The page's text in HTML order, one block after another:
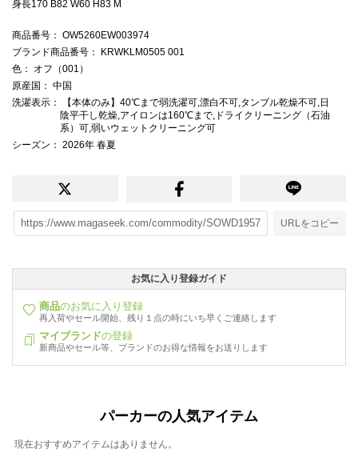
身長170 B82 W60 H83 M
商品番号 ： OW5260EW003974
ブランド商品番号 ： KRWKLM0505 001
色 ： オフ（001）
原産国 ： 中国
洗濯表示 ： 【本体のみ】40℃まで弱洗濯可,漂白不可,タンブル乾燥不可,日
陰平干し乾燥,アイロンは160℃まで,ドライクリーニング（石油
系）可,弱いウェットクリーニング可
シーズン ： 2026年 春夏
URLをコピー
お気に入り登録ガイド
商品のお気に入り登録
再入荷やセール開始、残り１点の時にいち早くご連絡します
マイブランドの登録
新商品やセール等、ブランドのお得な情報をお送りします
パーカーの人気アイテム
現在おすすめアイテムはありません。